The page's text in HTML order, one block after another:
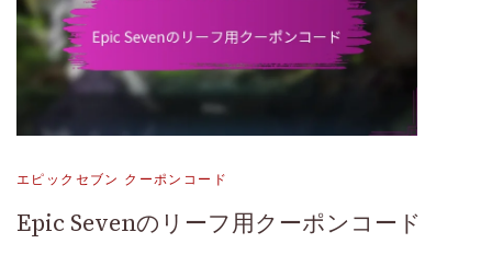
エピックセブン クーポンコード
Epic Sevenのリーフ用クーポンコード